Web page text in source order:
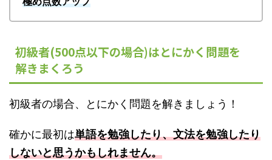
初級者(500点以下の場合)はとにかく問題を
解きまくろう
初級者の場合、とにかく問題を解きましょう！
確かに最初は単語を勉強したり、文法を勉強したり
しないと思うかもしれません。